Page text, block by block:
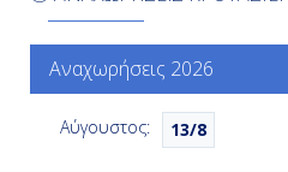
Αναχωρήσεις 2026
Αύγουστος: 13/8